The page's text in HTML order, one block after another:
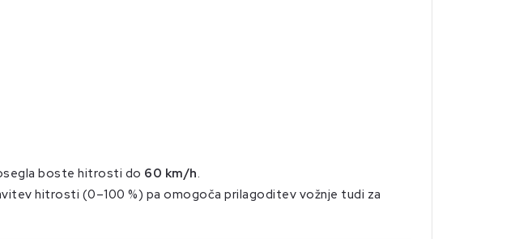
boste hitrosti do 60 km/h.
hitrosti (0–100 %) pa omogoča prilagoditev vožnje tudi za